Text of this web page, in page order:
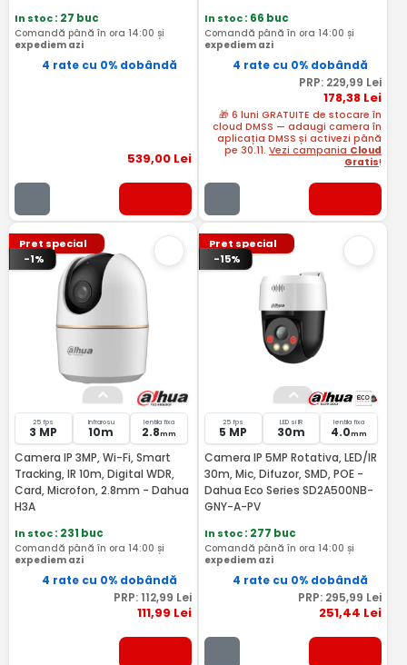
In stoc: 27 buc
Comandă până în ora 14:00 și
expediem azi
4 rate cu 0% dobândă
539,00Lei
In stoc: 66 buc
Comandă până în ora 14:00 și
expediem azi
4 rate cu 0% dobândă
PRP: 229,99 Lei
178,38 Lei
🎁 6 luni GRATUITE de stocare în
cloud DMSS — adaugi camera în
aplicația DMSS și activezi până
pe 30.11.Vezi campania Cloud
Gratis!
Pret special
-1%
25 fps
3 MP
Infrarosu
10m
lentila fixa
2.8mm
Camera IP 3MP, Wi-Fi, Smart
Tracking, IR 10m, Digital WDR,
Card, Microfon, 2.8mm - Dahua
H3A
In stoc: 231 buc
Comandă până în ora 14:00 și
expediem azi
4 rate cu 0% dobândă
PRP: 112,99 Lei
111,99 Lei
Pret special
-15%
25 fps
5 MP
LED si IR
30m
lentila fixa
4.0mm
Camera IP 5MP Rotativa, LED/IR
30m, Mic, Difuzor, SMD, POE -
Dahua Eco Series SD2A500NB-
GNY-A-PV
In stoc: 277 buc
Comandă până în ora 14:00 și
expediem azi
4 rate cu 0% dobândă
PRP: 295,99 Lei
251,44 Lei